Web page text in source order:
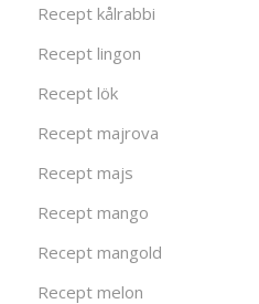
Recept kålrabbi
Recept lingon
Recept lök
Recept majrova
Recept majs
Recept mango
Recept mangold
Recept melon